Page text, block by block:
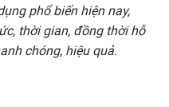
phổ biến hiện nay,
thời gian, đồng thời hỗ
chóng, hiệu quả.